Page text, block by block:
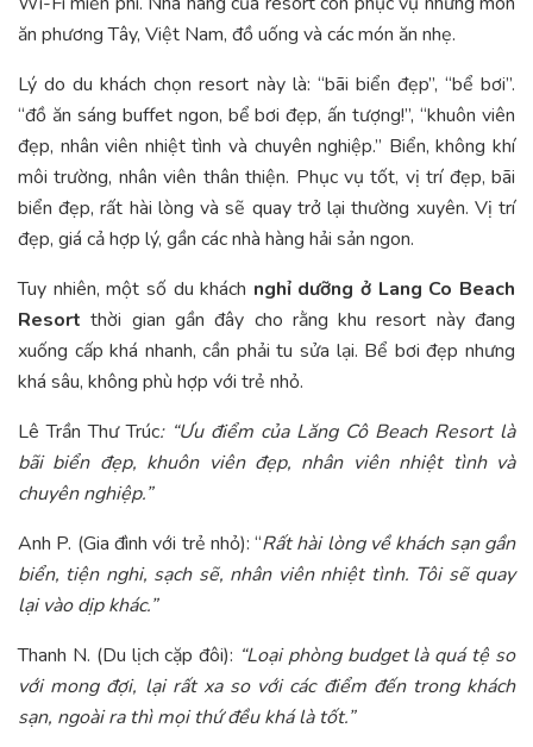
ăn phương Tây, Việt Nam, đồ uống và các món ăn nhẹ.
Lý do du khách chọn resort này là: “bãi biển đẹp”, “bể bơi”.
“đồ ăn sáng buffet ngon, bể bơi đẹp, ấn tượng!”, “khuôn viên
đẹp, nhân viên nhiệt tình và chuyên nghiệp.” Biển, không khí
môi trường, nhân viên thân thiện. Phục vụ tốt, vị trí đẹp, bãi
biển đẹp, rất hài lòng và sẽ quay trở lại thường xuyên. Vị trí
đẹp, giá cả hợp lý, gần các nhà hàng hải sản ngon.
Tuy nhiên, một số du khách nghỉ dưỡng ở Lang Co Beach
Resort thời gian gần đây cho rằng khu resort này đang
xuống cấp khá nhanh, cần phải tu sửa lại. Bể bơi đẹp nhưng
khá sâu, không phù hợp với trẻ nhỏ.
Lê Trần Thư Trúc: “Ưu điểm của Lăng Cô Beach Resort là
bãi biển đẹp, khuôn viên đẹp, nhân viên nhiệt tình và
chuyên nghiệp.”
Anh P. (Gia đình với trẻ nhỏ): “Rất hài lòng về khách sạn gần
biển, tiện nghi, sạch sẽ, nhân viên nhiệt tình. Tôi sẽ quay
lại vào dịp khác.”
Thanh N. (Du lịch cặp đôi): “Loại phòng budget là quá tệ so
với mong đợi, lại rất xa so với các điểm đến trong khách
sạn, ngoài ra thì mọi thứ đều khá là tốt.”